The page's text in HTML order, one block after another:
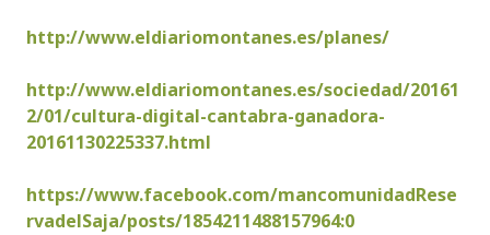
http://www.eldiariomontanes.es/planes/
http://www.eldiariomontanes.es/sociedad/20161
2/01/cultura-digital-cantabra-ganadora-
20161130225337.html
https://www.facebook.com/mancomunidadRese
rvadelSaja/posts/1854211488157964:0